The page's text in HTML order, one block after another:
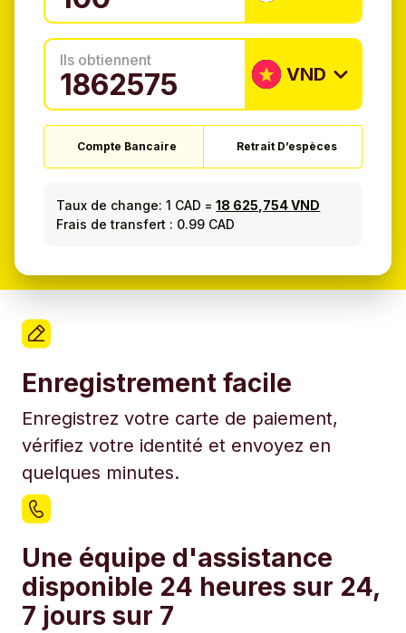
Ils obtiennent
VND
Compte Bancaire Retrait D’espèces
Taux de change: 1 CAD =18 625,754 VND
Frais de transfert : 0.99 CAD
Enregistrement facile
Enregistrez votre carte de paiement,
vérifiez votre identité et envoyez en
quelques minutes.
Une équipe d'assistance
disponible 24 heures sur 24,
7 jours sur 7